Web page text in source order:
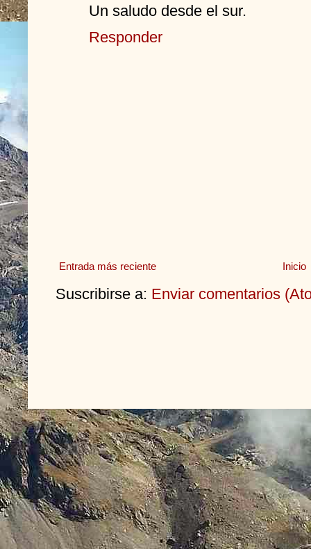
Un saludo desde el sur.
Responder
Entrada más reciente Inicio
Suscribirse a: Enviar comentarios